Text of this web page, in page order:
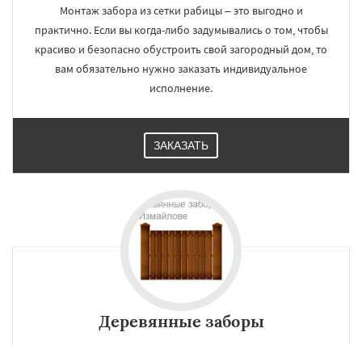
Монтаж забора из сетки рабицы – это выгодно и
практично. Если вы когда-либо задумывались о том, чтобы
красиво и безопасно обустроить свой загородный дом, то
вам обязательно нужно заказать индивидуальное
исполнение.
ЗАКАЗАТЬ
Деревянные заборы